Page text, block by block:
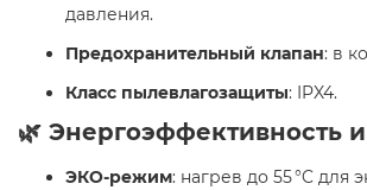
давления.
Предохранительный клапан: в
Класс пылевлагозащиты: IPX4.​
🌿 Энергоэффективность
ЭКО-режим: нагрев до 55 °C для